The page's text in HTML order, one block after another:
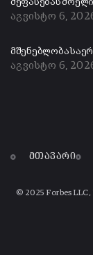
შეფასებას
აგვისტო 6,
მშენებლობა
აგვისტო 6,
მთავარი
© 2025 Forbes LLC,